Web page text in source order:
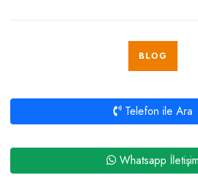
BLOG
Telefon ile Ara
Whatsapp İletişim